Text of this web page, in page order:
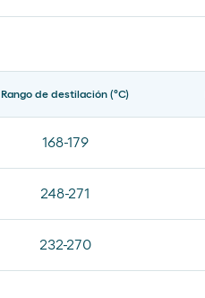
Rango de destilación (ºC)
168-179
248-271
232-270